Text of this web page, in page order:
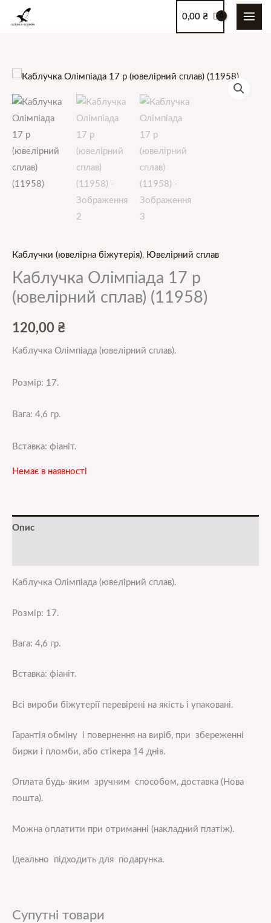
Перейти
0,00 ₴
Каблучки (ювелірна біжутерія), Ювелірний сплав
Каблучка Олімпіада 17 р
(ювелірний сплав) (11958)
120,00 ₴
Каблучка Олімпіада (ювелірний сплав).
Розмір: 17.
Вага: 4,6 гр.
Вставка: фіаніт.
Немає в наявності
Опис
Каблучка Олімпіада (ювелірний сплав).
Розмір: 17.
Вага: 4,6 гр.
Вставка: фіаніт.
Всі вироби біжутерії перевірені на якість і упаковані.
Гарантія обміну і повернення на виріб, при збереженні
бирки і пломби, або стікера 14 днів.
Оплата будь-яким зручним способом, доставка (Нова
пошта).
Можна оплатити при отриманні (накладний платіж).
Ідеально підходить для подарунка.
Супутні товари